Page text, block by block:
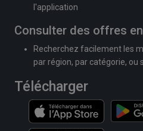
l'application
Consulter des offres
Recherchez facilement les
par région, par catégorie, ou
Télécharger